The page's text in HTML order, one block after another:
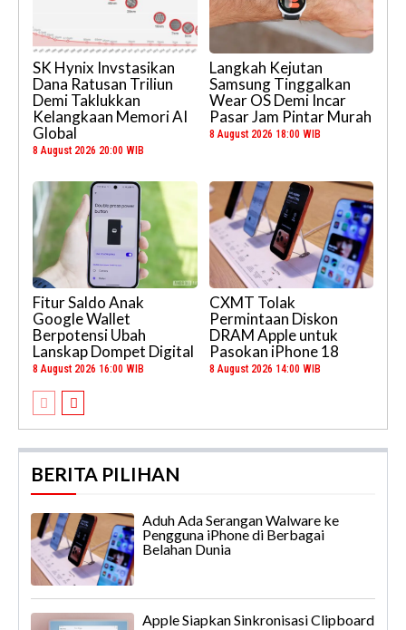
SK Hynix Invstasikan
Dana Ratusan Triliun
Demi Taklukkan
Kelangkaan Memori AI
Global
8 August 2026 20:00 WIB
Langkah Kejutan
Samsung Tinggalkan
Wear OS Demi Incar
Pasar Jam Pintar Murah
8 August 2026 18:00 WIB
Fitur Saldo Anak
Google Wallet
Berpotensi Ubah
Lanskap Dompet Digital
8 August 2026 16:00 WIB
CXMT Tolak
Permintaan Diskon
DRAM Apple untuk
Pasokan iPhone 18
8 August 2026 14:00 WIB
BERITA PILIHAN
Aduh Ada Serangan Walware ke
Pengguna iPhone di Berbagai
Belahan Dunia
Apple Siapkan Sinkronisasi Clipboard